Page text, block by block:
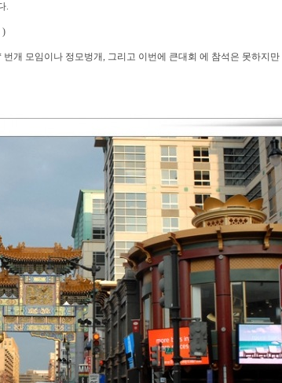
.
)
개 모임이나 정모벙개, 그리고 이번에 큰대회 에 참석은 못하지